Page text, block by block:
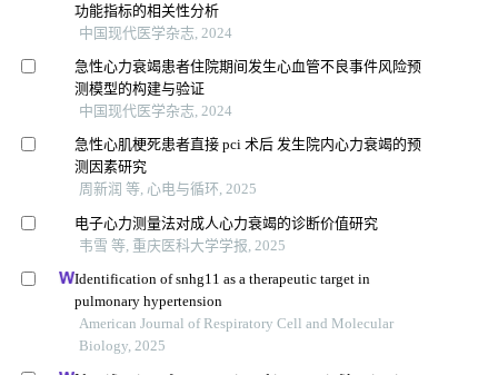
功能指标的相关性分析
中国现代医学杂志, 2024
急性心力衰竭患者住院期间发生心血管不良事件风险预
测模型的构建与验证
中国现代医学杂志, 2024
急性心肌梗死患者直接 pci 术后 发生院内心力衰竭的预
测因素研究
周新润 等, 心电与循环, 2025
电子心力测量法对成人心力衰竭的诊断价值研究
韦雪 等, 重庆医科大学学报, 2025
Identification of snhg11 as a therapeutic target in
pulmonary hypertension
American Journal of Respiratory Cell and Molecular
Biology, 2025